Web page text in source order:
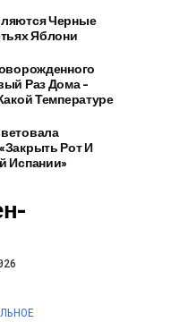
Черные
Яблони
Раз Дома –
Температуре
Рот И
Испании»